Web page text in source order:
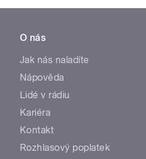
O nás
Jak nás naladíte
Nápověda
Lidé v rádiu
Kariéra
Kontakt
Rozhlasový poplatek